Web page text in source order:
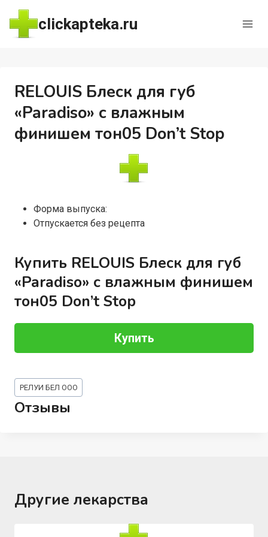
Перейти
содержимому
clickapteka.ru
RELOUIS Блеск для губ
«Paradiso» с влажным
финишем тон05 Don’t Stop
Форма выпуска:
Отпускается без рецепта
Купить RELOUIS Блеск для губ
«Paradiso» с влажным финишем
тон05 Don’t Stop
Купить
Метки
записи:
РЕЛУИ БЕЛ ООО
Отзывы
Другие лекарства